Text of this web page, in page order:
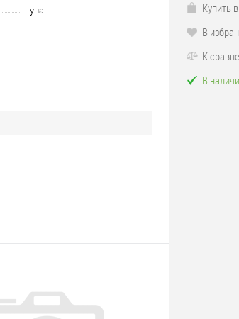
упа
Купить
В
К
В